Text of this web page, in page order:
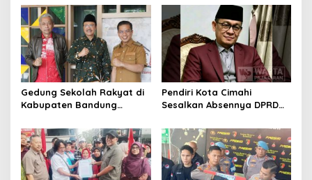
Rebranding RSUD Cibabat
Legitimasi Parpol
Gedung Sekolah Rakyat di
Kabupaten Bandung
Siap Tampung Dua Ribu
Siswa
Pendiri Kota Cimahi
Sesalkan Absennya DPRD
Rebranding RSUD Cibabat